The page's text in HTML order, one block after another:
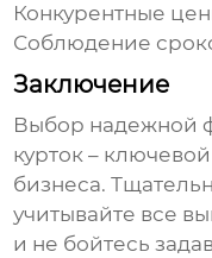
Конкурентные
Соблюдение
Заключение
Выбор надежной
курток –
бизнеса.
учитывайте все
и не бойтесь